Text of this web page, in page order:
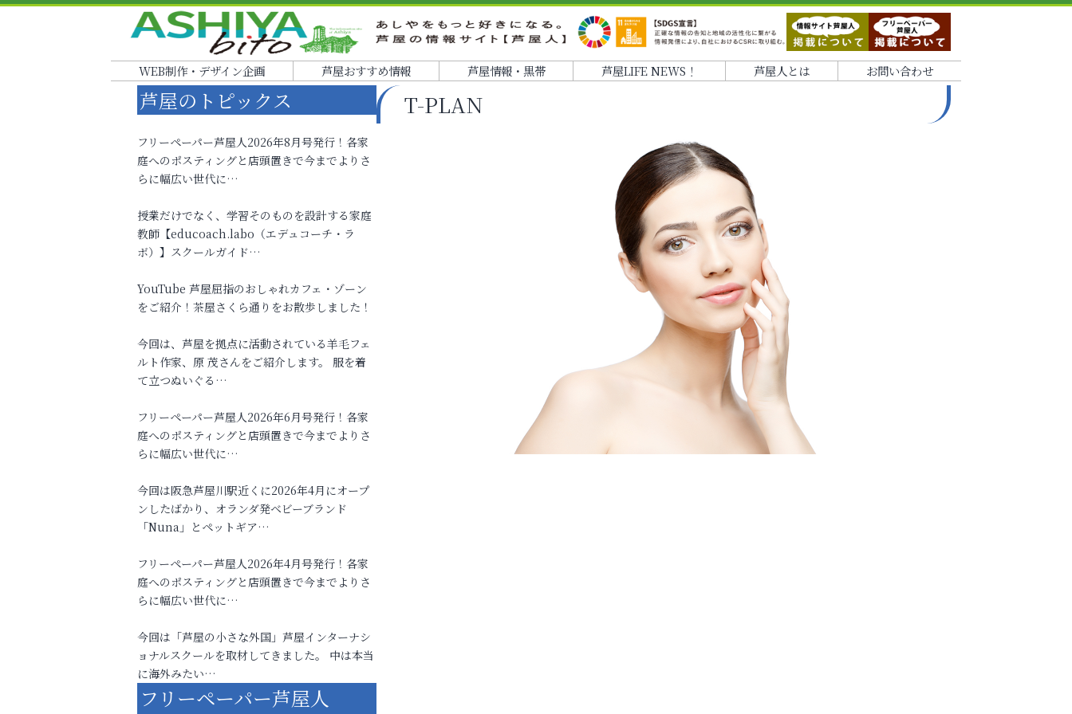
WEB制作・デザイン企画 芦屋おすすめ情報 芦屋情報・黒帯 芦屋LIFE NEWS！ 芦屋人とは お問い合わせ
T-PLAN
芦屋のトピックス
フリーペーパー芦屋人2026年8月号発行！各家
庭へのポスティングと店頭置きで今までよりさ
らに幅広い世代に…
授業だけでなく、学習そのものを設計する家庭
教師【educoach.labo（エデュコーチ・ラ
ボ）】スクールガイド…
YouTube 芦屋屈指のおしゃれカフェ・ゾーン
をご紹介！茶屋さくら通りをお散歩しました！
今回は、芦屋を拠点に活動されている羊毛フェ
ルト作家、原 茂さんをご紹介します。 服を着
て立つぬいぐる…
フリーペーパー芦屋人2026年6月号発行！各家
庭へのポスティングと店頭置きで今までよりさ
らに幅広い世代に…
今回は阪急芦屋川駅近くに2026年4月にオープ
ンしたばかり、オランダ発ベビーブランド
「Nuna」とペットギア…
フリーペーパー芦屋人2026年4月号発行！各家
庭へのポスティングと店頭置きで今までよりさ
らに幅広い世代に…
今回は「芦屋の小さな外国」芦屋インターナシ
ョナルスクールを取材してきました。 中は本当
に海外みたい…
フリーペーパー芦屋人